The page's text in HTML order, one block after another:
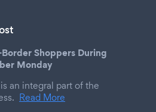
Shoppers During
Monday
an integral part of the
Read More